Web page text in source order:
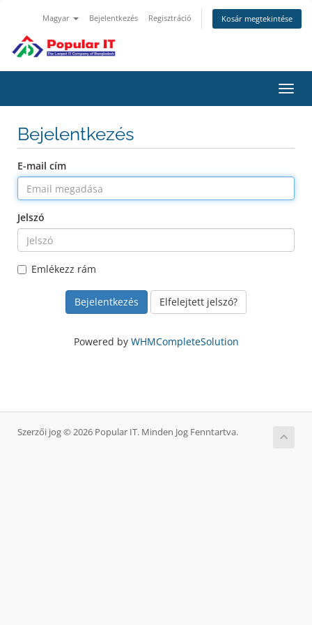
Magyar Bejelentkezés Regisztráció Kosár megtekintése
a
Bejelentkezés
E-mail cím
Jelszó
Emlékezz rám
Elfelejtett jelszó?
Powered by WHMCompleteSolution
Szerzői jog © 2026 Popular IT. Minden Jog Fenntartva.